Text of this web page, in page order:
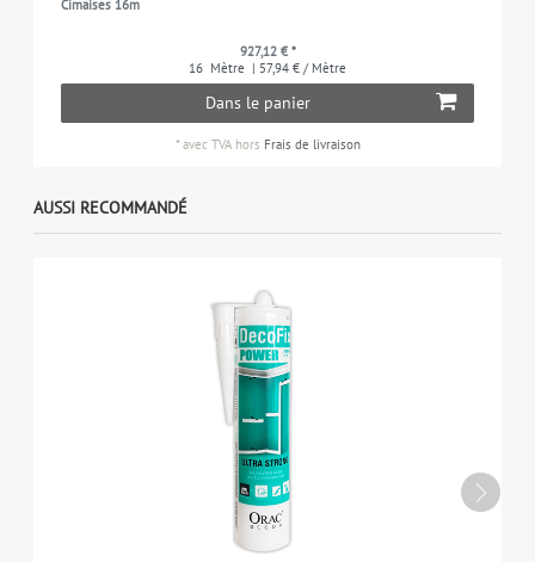
Cimaises 16m
927,12 € *
16 Mètre | 57,94 € / Mètre
Dans le panier
*avec TVAhors Frais de livraison
AUSSI RECOMMANDÉ